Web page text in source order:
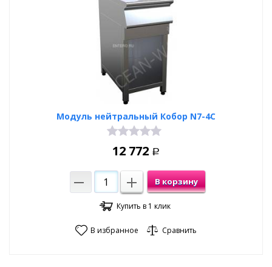
Модуль нейтральный Кобор N7-4C
12 772 Р
В корзину
Купить в 1 клик
В избранное Сравнить